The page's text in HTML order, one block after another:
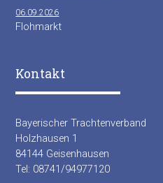
06.09.2026
Flohmarkt
Kontakt
Bayerischer Trachtenverband
Holzhausen 1
84144 Geisenhausen
Tel: 08741/94977120